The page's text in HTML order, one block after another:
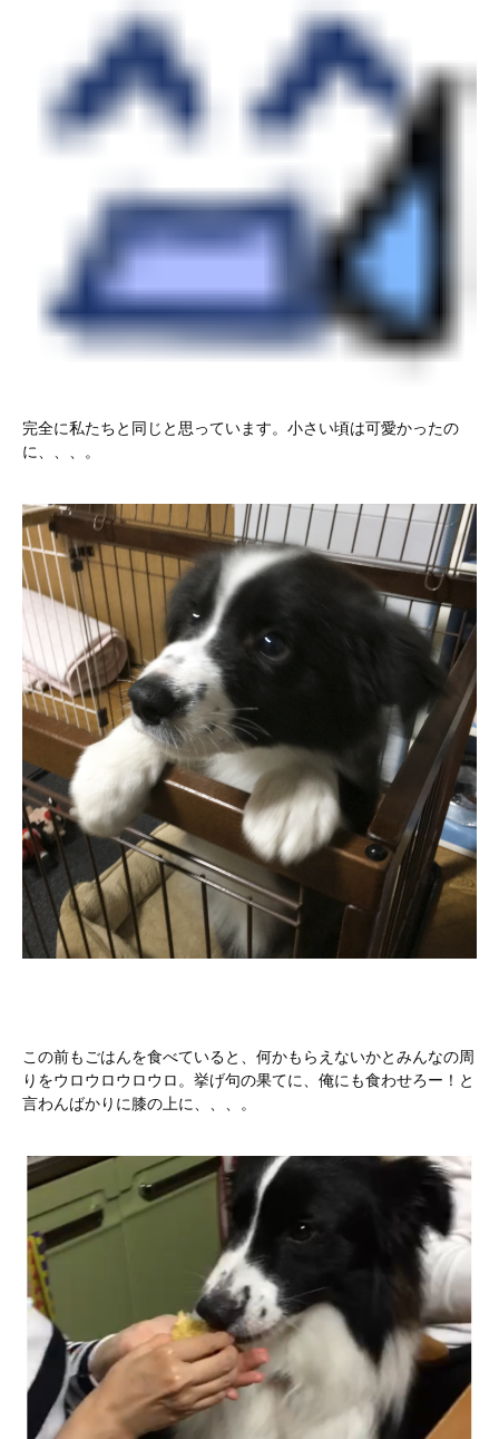
完全に私たちと同じと思っています。小さい頃は可愛かったの
に、、、。
この前もごはんを食べていると、何かもらえないかとみんなの周
りをウロウロウロウロ。挙げ句の果てに、俺にも食わせろー！と
言わんばかりに膝の上に、、、。